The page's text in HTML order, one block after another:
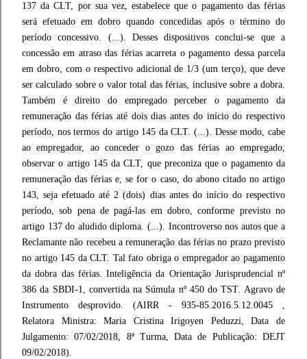
137 da CLT, por sua vez, estabelece que o pagamento das férias
será efetuado em dobro quando concedidas após o término do
período concessivo. (...). Desses dispositivos conclui-se que a
concessão em atraso das férias acarreta o pagamento dessa parcela
em dobro, com o respectivo adicional de 1/3 (um terço), que deve
ser calculado sobre o valor total das férias, inclusive sobre a dobra.
Também é direito do empregado perceber o pagamento da
remuneração das férias até dois dias antes do início do respectivo
período, nos termos do artigo 145 da CLT. (...). Desse modo, cabe
ao empregador, ao conceder o gozo das férias ao empregado,
observar o artigo 145 da CLT, que preconiza que o pagamento da
remuneração das férias e, se for o caso, do abono citado no artigo
143, seja efetuado até 2 (dois) dias antes do início do respectivo
período, sob pena de pagá-las em dobro, conforme previsto no
artigo 137 do aludido diploma. (...). Incontroverso nos autos que a
Reclamante não recebeu a remuneração das férias no prazo previsto
no artigo 145 da CLT. Tal fato obriga o empregador ao pagamento
da dobra das férias. Inteligência da Orientação Jurisprudencial nº
386 da SBDI-1, convertida na Súmula nº 450 do TST. Agravo de
Instrumento desprovido. (AIRR - 935-85.2016.5.12.0045 ,
Relatora Ministra: Maria Cristina Irigoyen Peduzzi, Data de
Julgamento: 07/02/2018, 8ª Turma, Data de Publicação: DEJT
09/02/2018).